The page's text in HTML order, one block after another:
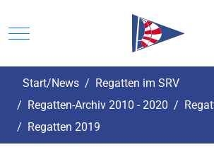
Mobile Menu Toggle
Start/News
Regatten im SRV
Regatten-Archiv 2010 - 2020
Regatten 2019